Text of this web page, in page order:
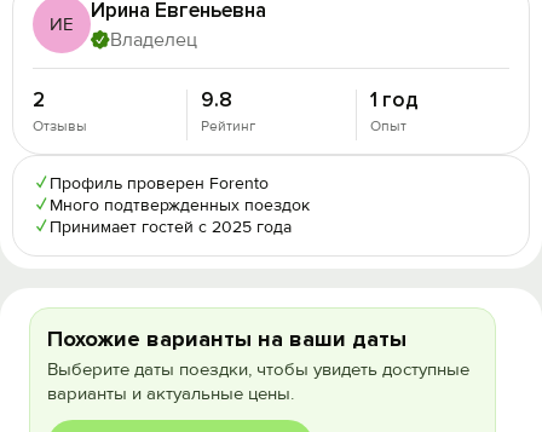
ИЕ
Ирина Евгеньевна
Владелец
2
Отзывы
9.8
Рейтинг
1 год
Опыт
✓ Профиль проверен Forento
✓ Много подтвержденных поездок
✓ Принимает гостей с 2025 года
Похожие варианты на ваши даты
Выберите даты поездки, чтобы увидеть доступные
варианты и актуальные цены.